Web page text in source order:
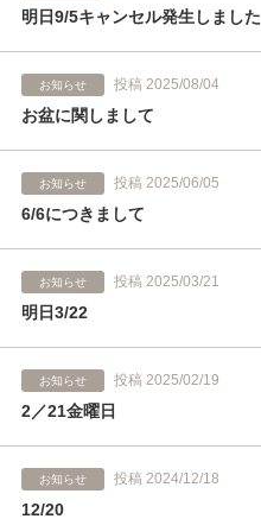
明日9/5キャンセル発生しました
お知らせ 投稿 2025/08/04
お盆に関しまして
お知らせ 投稿 2025/06/05
6/6につきまして
お知らせ 投稿 2025/03/21
明日3/22
お知らせ 投稿 2025/02/19
2／21金曜日
お知らせ 投稿 2024/12/18
12/20